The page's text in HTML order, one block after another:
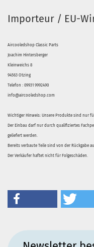
Importeur / EU-
Aircooledshop Classic Parts
Joachim Hintersberger
Kleinweichs 8
94563 Otzing
Telefon : 09931 9992490
info@aircooledshop.com
Wichtiger Hinweis: Unsere Produkte sind nur
Der Einbau darf nur durch qualifiziertes
geliefert werden.
Bereits verbaute Teile sind von der Rückgabe
Der Verkäufer haftet nicht für Folgeschäden.